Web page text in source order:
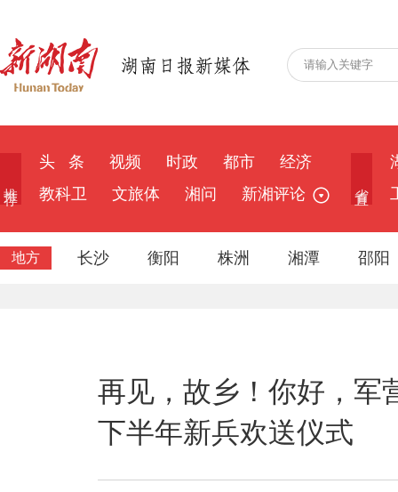
头 条 视频 时政 都市
经济
教科卫
文旅体 湘问 新湘评论
地方 长沙 衡阳 株洲 湘潭 邵阳
再见，故乡！你好，军
下半年新兵欢送仪式